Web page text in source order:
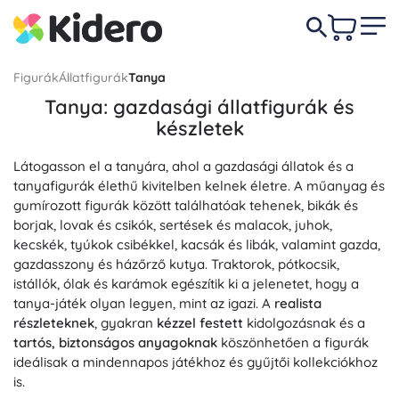
FigurákÁllatfigurákTanya
Tanya: gazdasági állatfigurák és
készletek
Látogasson el a tanyára, ahol a gazdasági állatok és a
tanyafigurák élethű kivitelben kelnek életre. A műanyag és
gumírozott figurák között találhatóak tehenek, bikák és
borjak, lovak és csikók, sertések és malacok, juhok,
kecskék, tyúkok csibékkel, kacsák és libák, valamint gazda,
gazdasszony és házőrző kutya. Traktorok, pótkocsik,
istállók, ólak és karámok egészítik ki a jelenetet, hogy a
tanya-játék olyan legyen, mint az igazi. A realista
részleteknek, gyakran kézzel festett kidolgozásnak és a
tartós, biztonságos anyagoknak köszönhetően a figurák
ideálisak a mindennapos játékhoz és gyűjtői kollekciókhoz
is.